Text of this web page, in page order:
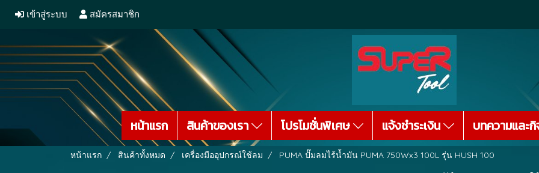
เข้าสู่ระบบ สมัครสมาชิก
หน้าแรก สินค้าของเรา โปรโมชั่นพิเศษ แจ้งชำระเงิน บทความและ
หน้าแรก สินค้าทั้งหมด เครื่องมืออุปกรณ์ใช้ลม PUMA ปั๊มลมไร้น้ำมัน PUMA 750Wx3 100L รุ่น HUSH 100